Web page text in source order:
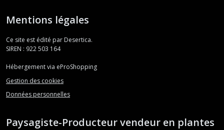
Mentions légales
Ce site est édité par Desertica.
SIREN : 922 503 164
Hébergement via eProShopping
Gestion des cookies
Données personnelles
Paysagiste-Producteur vendeur en plantes